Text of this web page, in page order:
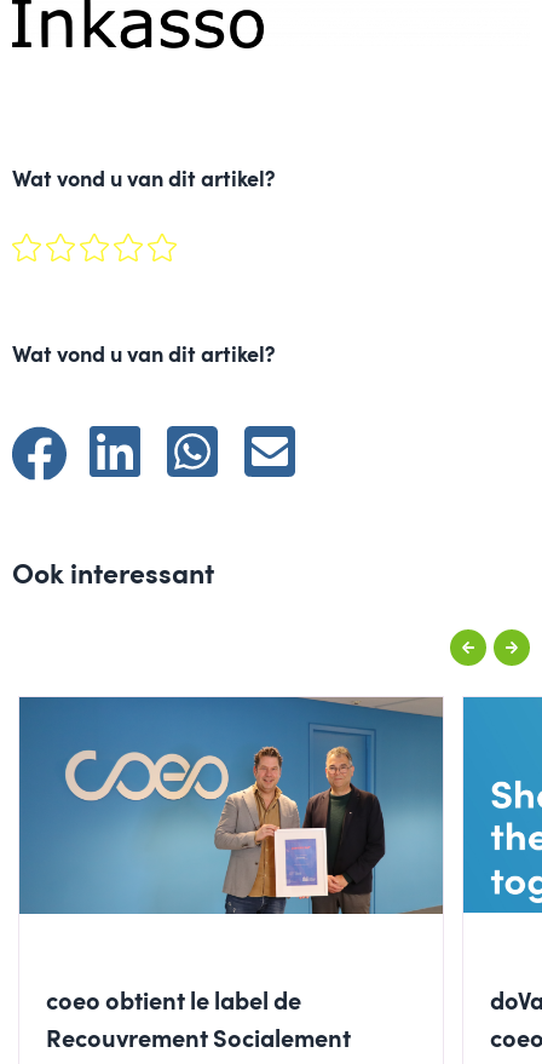
Wat vond u van dit artikel?
Wat vond u van dit artikel?
Ook interessant
coeo obtient le label de
Recouvrement Socialement